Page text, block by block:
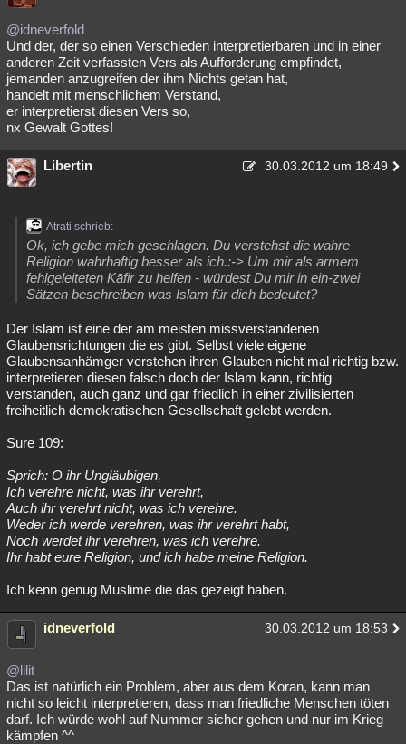
@idneverfold
Und der, der so einen Verschieden interpretierbaren und in einer
anderen Zeit verfassten Vers als Aufforderung empfindet,
jemanden anzugreifen der ihm Nichts getan hat,
handelt mit menschlichem Verstand,
er interpretierst diesen Vers so,
nx Gewalt Gottes!
Libertin 30.03.2012 um 18:49
Atrati schrieb:
Ok, ich gebe mich geschlagen. Du verstehst die wahre
Religion wahrhaftig besser als ich.:-> Um mir als armem
fehlgeleiteten Kāfir zu helfen - würdest Du mir in ein-zwei
Sätzen beschreiben was Islam für dich bedeutet?
Der Islam ist eine der am meisten missverstandenen
Glaubensrichtungen die es gibt. Selbst viele eigene
Glaubensanhämger verstehen ihren Glauben nicht mal richtig bzw.
interpretieren diesen falsch doch der Islam kann, richtig
verstanden, auch ganz und gar friedlich in einer zivilisierten
freiheitlich demokratischen Gesellschaft gelebt werden.
Sure 109:
Sprich: O ihr Ungläubigen,
Ich verehre nicht, was ihr verehrt,
Auch ihr verehrt nicht, was ich verehre.
Weder ich werde verehren, was ihr verehrt habt,
Noch werdet ihr verehren, was ich verehre.
Ihr habt eure Religion, und ich habe meine Religion.
Ich kenn genug Muslime die das gezeigt haben.
idneverfold 30.03.2012 um 18:53
@lilit
Das ist natürlich ein Problem, aber aus dem Koran, kann man
nicht so leicht interpretieren, dass man friedliche Menschen töten
darf. Ich würde wohl auf Nummer sicher gehen und nur im Krieg
kämpfen ^^